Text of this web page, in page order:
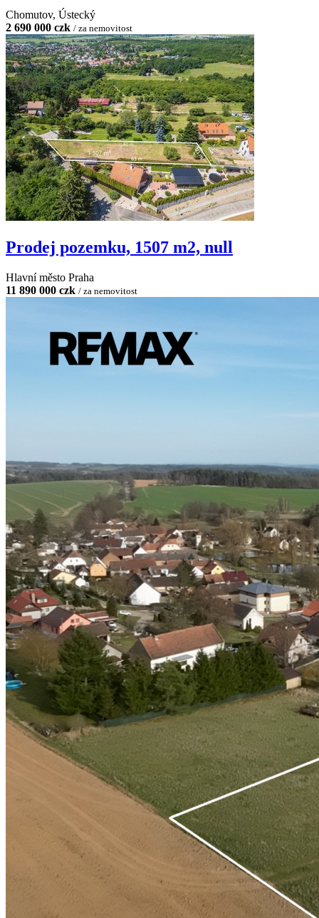
Chomutov, Ústecký
2 690 000 czk / za nemovitost
Prodej pozemku, 1507 m2, null
Hlavní město Praha
11 890 000 czk / za nemovitost